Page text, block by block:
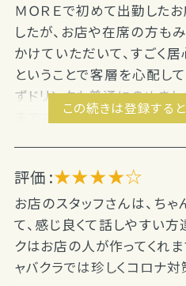
ＭＯＲＥで初めて出勤した
したが、お店や在席の方も
かけていただいて、すごく
ということで客層を心配し
ずドリンクも普通にのめまし
夫です。 制服は黒スカート
この続きは登録する
評価 :★★★★☆
お店のスタッフさんは、ち
て、感じ良くて話しやすい
クはお店の人が作ってくれま
ャバクラでは珍しくコロナ